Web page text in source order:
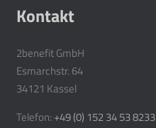
Kontakt
2benefit GmbH
Esmarchstr. 64
34121 Kassel
Telefon: +49 (0) 152 34 53 8233